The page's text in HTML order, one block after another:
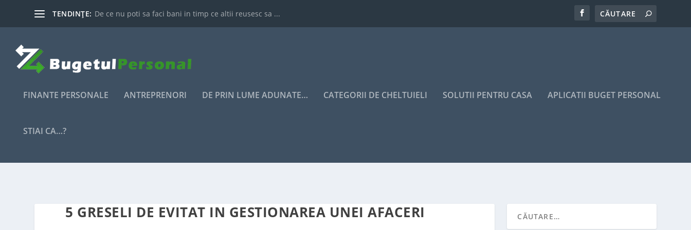
TENDINȚE: De ce nu poti sa faci bani in timp ce altii reusesc sa ...
FINANTE PERSONALE ANTREPRENORI DE PRIN LUME ADUNATE… CATEGORII DE CHELTUIELI SOLUTII PENTRU CASA APLICATII BUGET PERSONAL
STIAI CA…?
5 GRESELI DE EVITAT IN GESTIONAREA UNEI AFACERI